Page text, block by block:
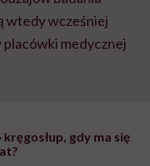
wtedy wcześniej
medycznej
kręgosłup, gdy ma się